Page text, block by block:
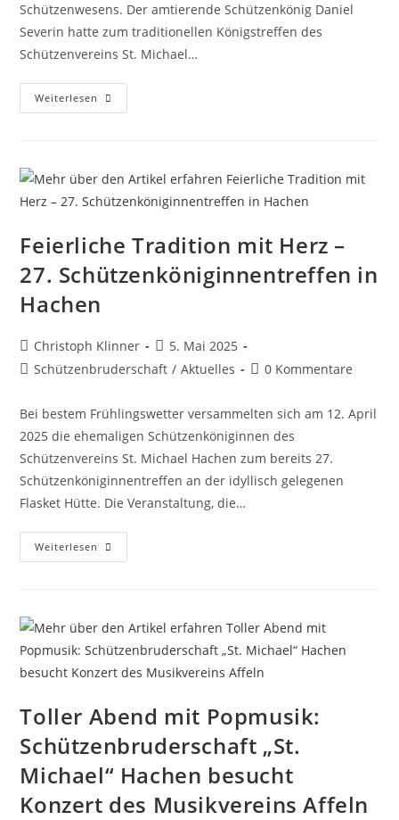
Schützenwesens. Der amtierende Schützenkönig Daniel
Severin hatte zum traditionellen Königstreffen des
Schützenvereins St. Michael…
Weiterlesen
Feierliche Tradition mit Herz –
27. Schützenköniginnentreffen in
Hachen
Christoph Klinner
5. Mai 2025
Schützenbruderschaft / Aktuelles 0 Kommentare
Bei bestem Frühlingswetter versammelten sich am 12. April
2025 die ehemaligen Schützenköniginnen des
Schützenvereins St. Michael Hachen zum bereits 27.
Schützenköniginnentreffen an der idyllisch gelegenen
Flasket Hütte. Die Veranstaltung, die…
Weiterlesen
Toller Abend mit Popmusik:
Schützenbruderschaft „St.
Michael“ Hachen besucht
Konzert des Musikvereins Affeln